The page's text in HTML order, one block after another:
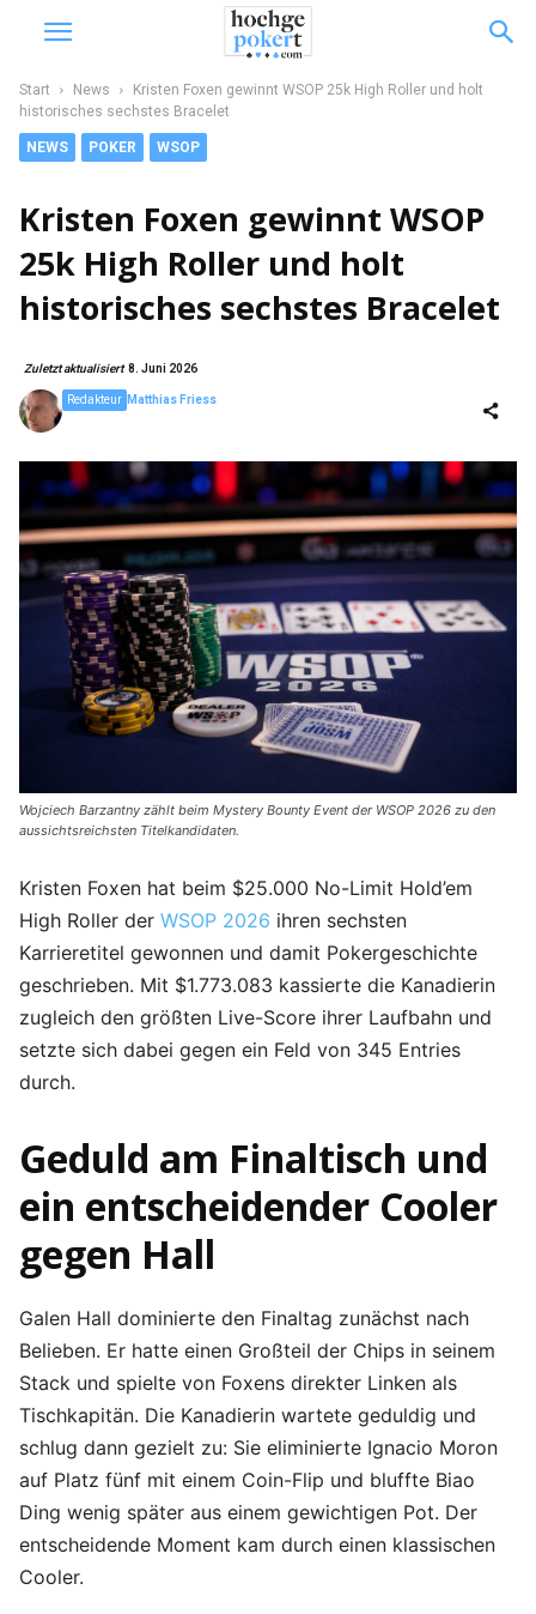
Start News
Kristen Foxen gewinnt WSOP 25k High Roller und holt
historisches sechstes Bracelet
NEWS POKER WSOP
Kristen Foxen gewinnt WSOP
25k High Roller und holt
historisches sechstes Bracelet
Zuletzt aktualisiert8. Juni 2026
Matthias Friess
Redakteur
Wojciech Barzantny zählt beim Mystery Bounty Event der WSOP 2026 zu den
aussichtsreichsten Titelkandidaten.
Kristen Foxen hat beim $25.000 No-Limit Hold’em
High Roller der WSOP 2026 ihren sechsten
Karrieretitel gewonnen und damit Pokergeschichte
geschrieben. Mit $1.773.083 kassierte die Kanadierin
zugleich den größten Live-Score ihrer Laufbahn und
setzte sich dabei gegen ein Feld von 345 Entries
durch.
Geduld am Finaltisch und
ein entscheidender Cooler
gegen Hall
Galen Hall dominierte den Finaltag zunächst nach
Belieben. Er hatte einen Großteil der Chips in seinem
Stack und spielte von Foxens direkter Linken als
Tischkapitän. Die Kanadierin wartete geduldig und
schlug dann gezielt zu: Sie eliminierte Ignacio Moron
auf Platz fünf mit einem Coin-Flip und bluffte Biao
Ding wenig später aus einem gewichtigen Pot. Der
entscheidende Moment kam durch einen klassischen
Cooler.